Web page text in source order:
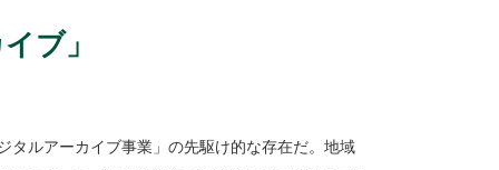
ブ」
タルアーカイブ事業」の先駆け的な存在だ。地域